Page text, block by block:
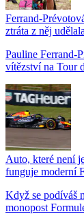
Ferrand-
ztráta z něj
Pauline Ferrand-
vítězství na Tour
Auto, které není
funguje moderní
Když se podíváš
monopost